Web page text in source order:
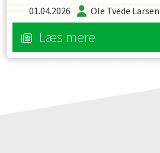
01.04.2026 Ole Tvede Larsen
Læs mere